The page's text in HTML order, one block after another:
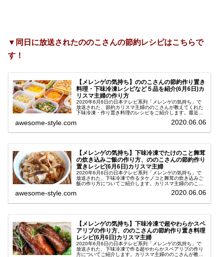
▼同日に放送されたののこさんの節約レシピはこちらで
す！
【メレンゲの気持ち】ののこさんの節約作り置き
料理・下味冷凍レシピなど５品を紹介(6月6日)カ
リスマ主婦の作り方
2020年6月6日の日本テレビ系列「メレンゲの気持ち」で
放送された、節約カリスマ主婦ののこさんが教えてくれた
下味冷凍・作り置き料理のレシピをご紹介します。最近、
awesome-style.com 2020.06.06
【メレンゲの気持ち】下味冷凍でたけのこと舞茸
の炊き込みご飯の作り方、ののこさんの節約作り
置きレシピ(6月6日)カリスマ主婦
2020年6月6日の日本テレビ系列「メレンゲの気持ち」で
放送された、下味冷凍で作るタケノコと舞茸の炊き込みご
飯の作り方についてご紹介します。カリスマ主婦ののこさ
awesome-style.com 2020.06.06
【メレンゲの気持ち】下味冷凍で超やわらかスペ
アリブの作り方、ののこさんの節約作り置き料理
レシピ(6月6日)カリスマ主婦
2020年6月6日の日本テレビ系列「メレンゲの気持ち」で
放送された、下味冷凍で作る超やわらかスペアリブの作り
方についてご紹介します。カリスマ主婦ののこさんが教え